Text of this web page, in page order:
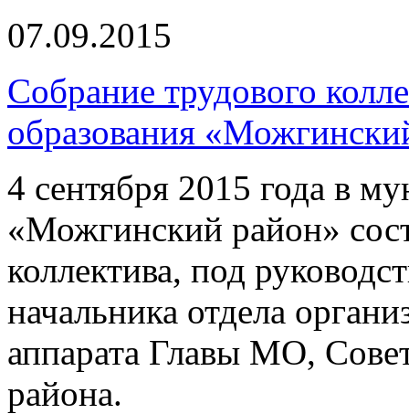
07.09.2015
Собрание трудового
образования
4 сентября 2015 года в
«Можгинский район»
коллектива, под
начальника отдела
аппарата Главы МО,
района.